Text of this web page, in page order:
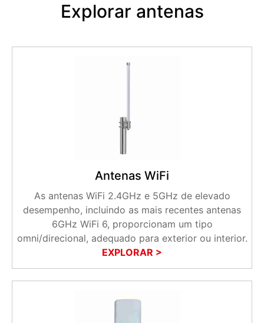
Explorar antenas
Antenas WiFi
As antenas WiFi 2.4GHz e 5GHz de elevado
desempenho, incluindo as mais recentes antenas
6GHz WiFi 6, proporcionam um tipo
omni/direcional, adequado para exterior ou interior.
EXPLORAR >